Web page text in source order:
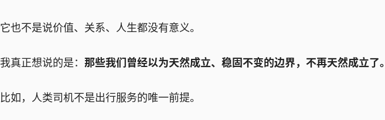
它也不是说价值、关系、人生都没有意义。
我真正想说的是： 那些我们曾经以为天然成立、稳固不变的边界，不再天然成立了。
比如，人类司机不是出行服务的唯一前提。